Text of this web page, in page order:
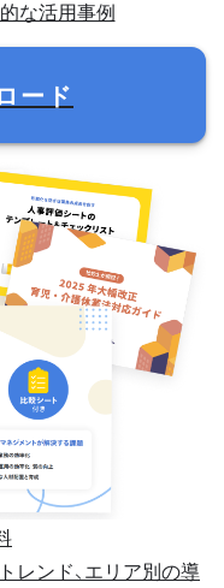
な活用事例
ード
レンド、エリア別の導